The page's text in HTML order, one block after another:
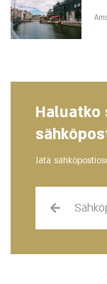
Haluatko
Jätä